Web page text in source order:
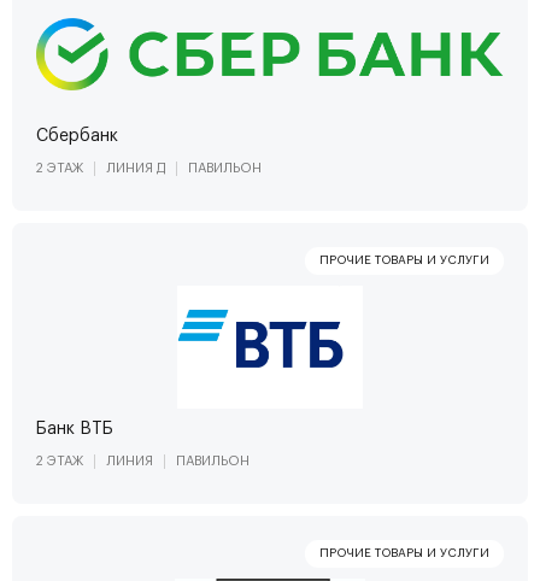
Сбербанк
2 ЭТАЖ ЛИНИЯ Д ПАВИЛЬОН
Банк ВТБ
2 ЭТАЖ ЛИНИЯ ПАВИЛЬОН